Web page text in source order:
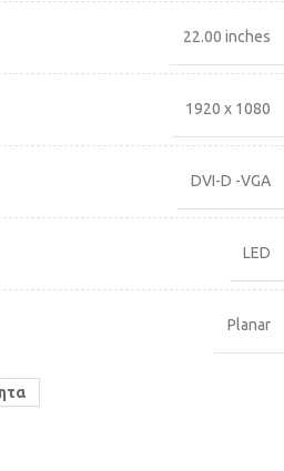
22.00 inches
1920 x 1080
DVI-D -VGA
LED
Planar